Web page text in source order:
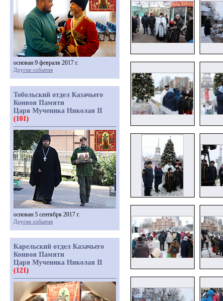
основан 9 февраля 2017 г.
Другие события
Тобольский отдел Казачьего
Конвоя Памяти
Царя Мученика Николая II
(101)
основан 5 сентября 2017 г.
Другие события
Карельский отдел Казачьего
Конвоя Памяти
Царя Мученика Николая II
(121)